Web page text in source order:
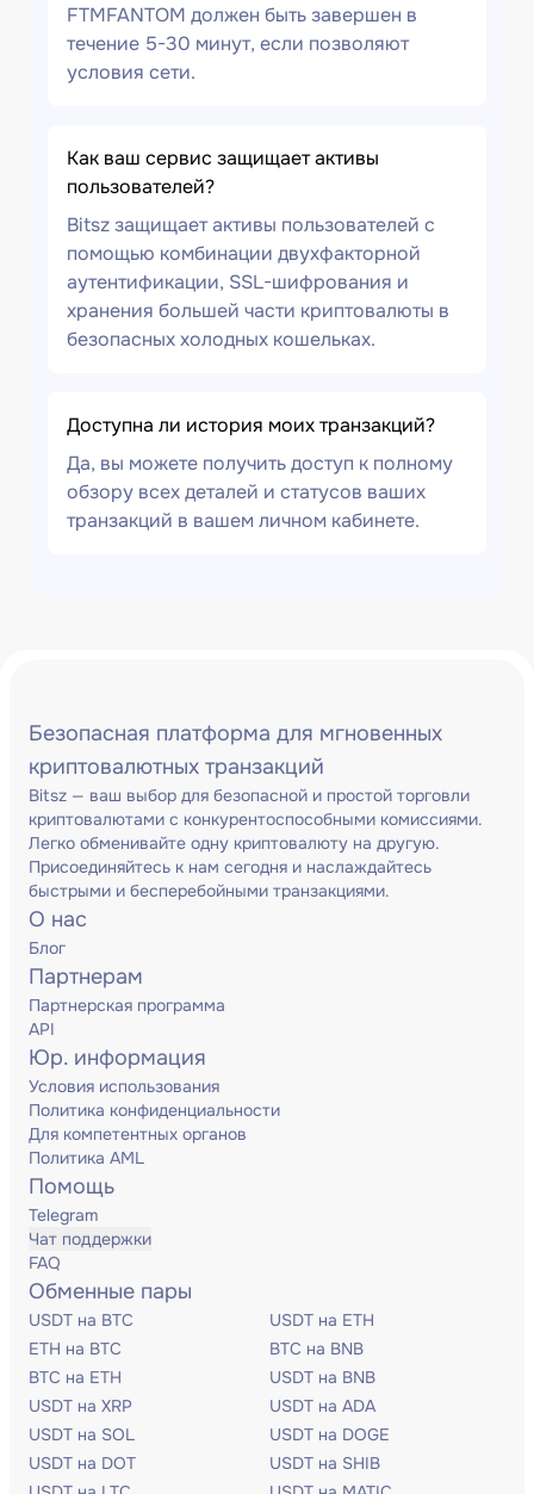
FTMFANTOM должен быть завершен в
течение 5-30 минут, если позволяют
условия сети.
Как ваш сервис защищает активы
пользователей?
Bitsz защищает активы пользователей с
помощью комбинации двухфакторной
аутентификации, SSL-шифрования и
хранения большей части криптовалюты в
безопасных холодных кошельках.
Доступна ли история моих транзакций?
Да, вы можете получить доступ к полному
обзору всех деталей и статусов ваших
транзакций в вашем личном кабинете.
Безопасная платформа для мгновенных
криптовалютных транзакций
Bitsz — ваш выбор для безопасной и простой торговли
криптовалютами с конкурентоспособными комиссиями.
Легко обменивайте одну криптовалюту на другую.
Присоединяйтесь к нам сегодня и наслаждайтесь
быстрыми и бесперебойными транзакциями.
О нас
Блог
Партнерам
Партнерская программа
API
Юр. информация
Условия использования
Политика конфиденциальности
Для компетентных органов
Политика AML
Помощь
Telegram
Чат поддержки
FAQ
Обменные пары
USDT на BTC
USDT на ETH
ETH на BTC
BTC на BNB
BTC на ETH
USDT на BNB
USDT на XRP
USDT на ADA
USDT на SOL
USDT на DOGE
USDT на DOT
USDT на SHIB